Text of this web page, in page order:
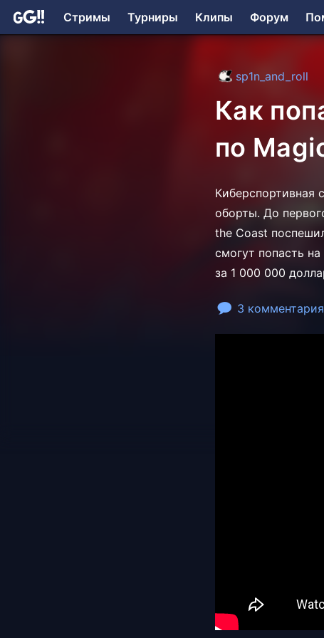
Стримы Турниры Клипы Форум
sp1n_and_roll
Как
по
Киберспортивная
оборты. До
the Coast
смогут попасть
за 1 000 000
3 комментария